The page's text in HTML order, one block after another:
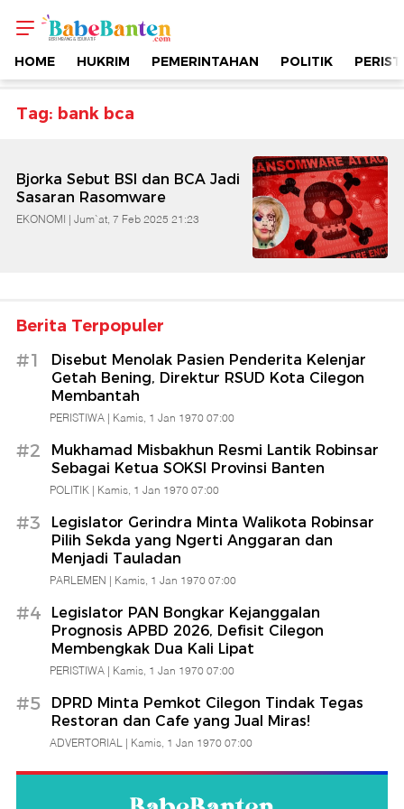
Topik
-
Bank
Bca
&
Edukatif
Babe
Banten
HOME HUKRIM PEMERINTAHAN POLITIK
Tag: bank bca
Bjorka Sebut BSI dan BCA Jadi
Sasaran Rasomware
EKONOMI | Jum`at, 7 Feb 2025 21:23
Berita Terpopuler
#1
Disebut Menolak Pasien Penderita Kelenjar
Getah Bening, Direktur RSUD Kota Cilegon
Membantah
PERISTIWA | Kamis, 1 Jan 1970 07:00
#2
Mukhamad Misbakhun Resmi Lantik Robinsar
Sebagai Ketua SOKSI Provinsi Banten
POLITIK | Kamis, 1 Jan 1970 07:00
#3
Legislator Gerindra Minta Walikota Robinsar
Pilih Sekda yang Ngerti Anggaran dan
Menjadi Tauladan
PARLEMEN | Kamis, 1 Jan 1970 07:00
#4
Legislator PAN Bongkar Kejanggalan
Prognosis APBD 2026, Defisit Cilegon
Membengkak Dua Kali Lipat
PERISTIWA | Kamis, 1 Jan 1970 07:00
#5
DPRD Minta Pemkot Cilegon Tindak Tegas
Restoran dan Cafe yang Jual Miras!
ADVERTORIAL | Kamis, 1 Jan 1970 07:00